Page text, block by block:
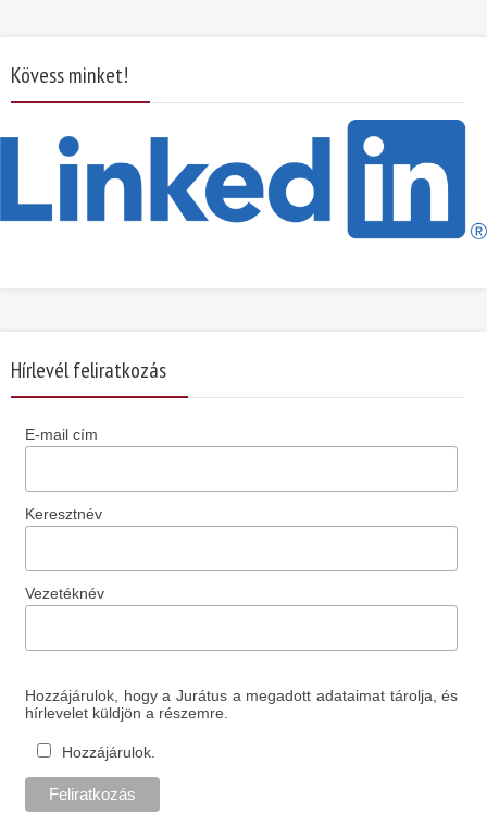
Kövess minket!
Hírlevél feliratkozás
E-mail cím
Keresztnév
Vezetéknév
Hozzájárulok, hogy a Jurátus a megadott adataimat tárolja, és
hírlevelet küldjön a részemre.
Hozzájárulok.